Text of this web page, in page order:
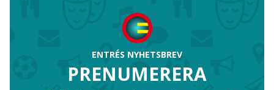
ENTRÉS NYHETSBREV
PRENUMERERA